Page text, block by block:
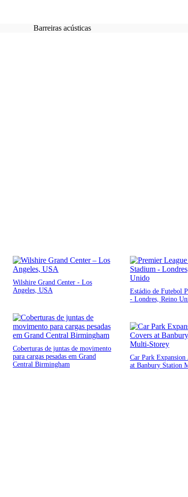
Barreiras acústicas
Wilshire Grand Center - Los
Angeles, USA
Estádio de Futebol
- Londres, Reino
Coberturas de juntas de movimento
para cargas pesadas em Grand
Central Birmingham
Car Park Expansion
at Banbury Station